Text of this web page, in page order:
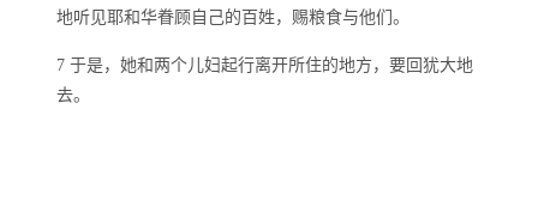
地听见耶和华眷顾自己的百姓，赐粮食与他们。
7 于是，她和两个儿妇起行离开所住的地方，要回犹大地
去。